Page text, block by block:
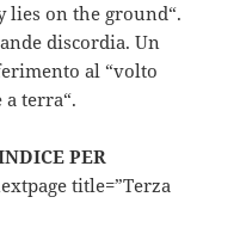
on the ground“.
discordia. Un
al “volto
terra“.
PER
title=”Terza